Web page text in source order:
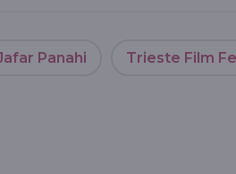
Panahi Trieste Film